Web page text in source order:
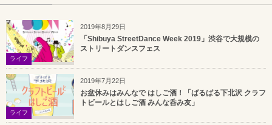
2019年8月29日
ライフ
「Shibuya StreetDance Week 2019」渋谷で大規模の
ストリートダンスフェス
2019年7月22日
ライフ
お盆休みはみんなで はしご酒！「ばるばる下北沢 クラフ
トビールとはしご酒 みんな呑み友」